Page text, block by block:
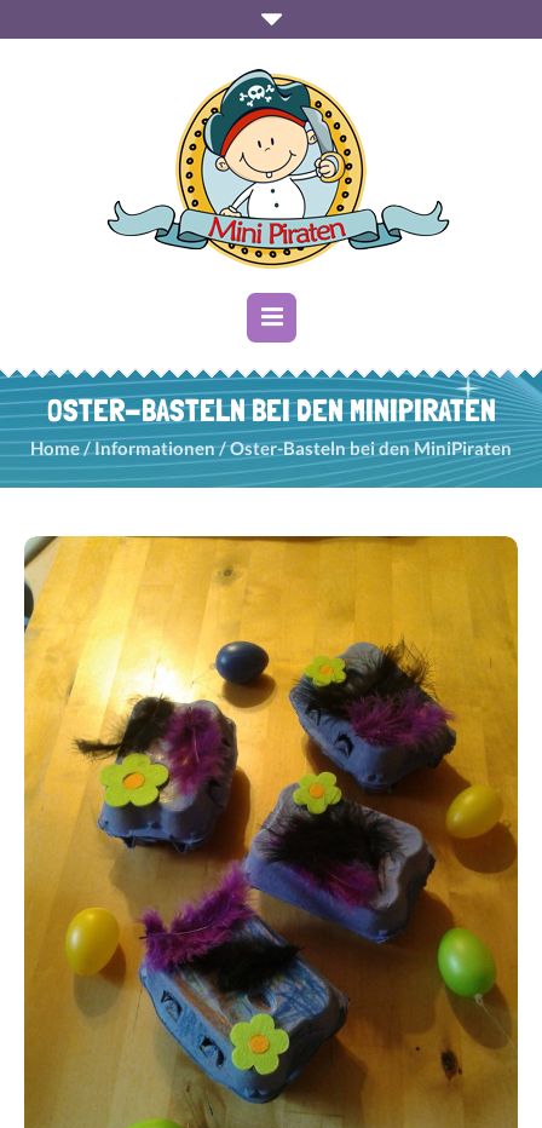
OSTER-BASTELN BEI DEN MINIPIRATEN
Home/Informationen/Oster-Basteln bei den MiniPiraten